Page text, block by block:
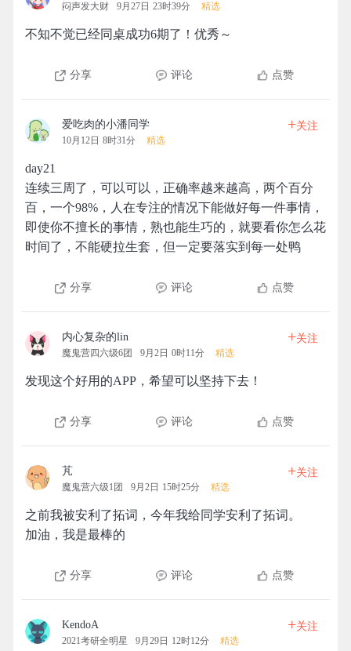
闷声发大财 9月27日 23时39分 精选
不知不觉已经同桌成功6期了！优秀～
分享 评论 点赞
爱吃肉的小潘同学
10月12日 8时31分 精选
+关注
day21
连续三周了，可以可以，正确率越来越高，两个百分
百，一个98%，人在专注的情况下能做好每一件事情，
即使你不擅长的事情，熟也能生巧的，就要看你怎么花
时间了，不能硬拉生套，但一定要落实到每一处鸭
分享 评论 点赞
内心复杂的lin
魔鬼营四六级6团 9月2日 0时11分 精选
+关注
发现这个好用的APP，希望可以坚持下去！
分享 评论 点赞
芃
魔鬼营六级1团 9月2日 15时25分 精选
+关注
之前我被安利了拓词，今年我给同学安利了拓词。
加油，我是最棒的
分享 评论 点赞
KendoA
2021考研全明星 9月29日 12时12分 精选
+关注